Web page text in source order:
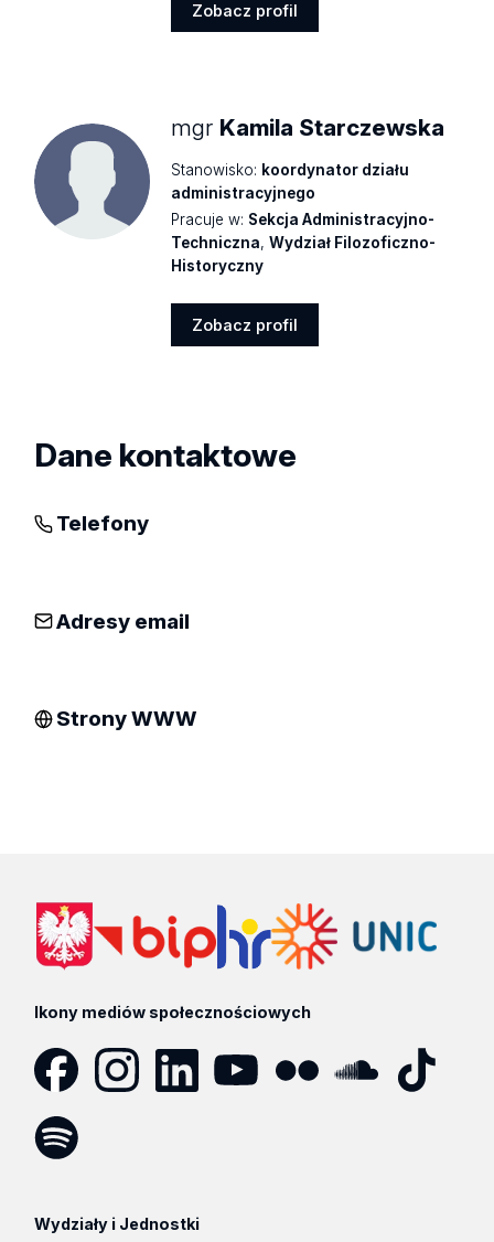
Zobacz profil
mgr Kamila Starczewska
Stanowisko: koordynator działu
administracyjnego
Pracuje w: Sekcja Administracyjno-
Techniczna,Wydział Filozoficzno-
Historyczny
Zobacz profil
Dane kontaktowe
Telefony
Adresy email
Strony WWW
Ikony mediów społecznościowych
Wydziały i Jednostki